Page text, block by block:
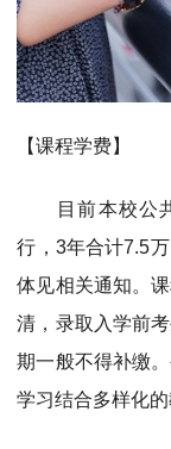
【课程学费】
目前本校公共
行，3年合计7.5
体见相关通知。
清，录取入学前
期一般不得补缴
学习结合多样化